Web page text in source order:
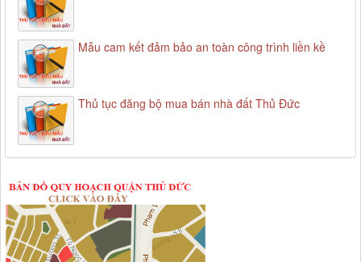
Mẫu cam kết đảm bảo an toàn công trình liền kề
Thủ tục đăng bộ mua bán nhà đất Thủ Đức